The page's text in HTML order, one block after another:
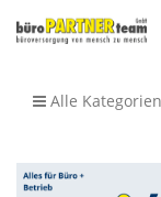
Alle Kategorien